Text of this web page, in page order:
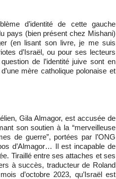
d’identité de cette gauche
pays (bien présent chez Mishani)
(en lisant son livre, je me suis
d’Israël, ou pour ses lecteurs
de l’identité juive sont en
mère catholique polonaise et
Gila Almagor, est accusée de
son soutien à la “merveilleuse
de guerre”, portées par l’ONG
d’Almagor… Il est incapable de
Tiraillé entre ses attaches et ses
à succès, traducteur de Roland
d’octobre 2023, qu’Israël est